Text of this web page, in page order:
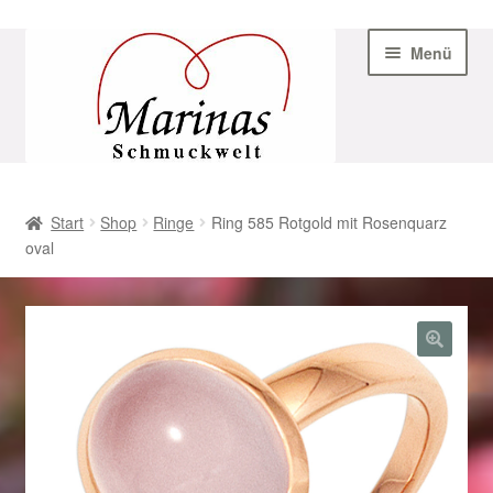
Navigation
Menü
AGB
Beispiel-Seite
Datenschutz
Geschenke zu Ostern 2023
Geschenke zu Ostern 2024
Start Shop Ringe
Ring 585 Rotgold mit Rosenquarz
oval